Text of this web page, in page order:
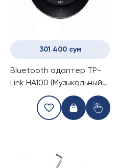
301 400 сум
Bluetooth адаптер TP-
Link HA100 (Музыкальный
приемник)